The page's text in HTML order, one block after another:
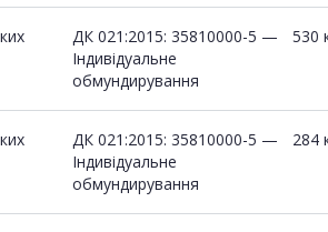
ДК 021:2015: 35810000-5 —
Індивідуальне
обмундирування
530
ДК 021:2015: 35810000-5 —
Індивідуальне
обмундирування
284